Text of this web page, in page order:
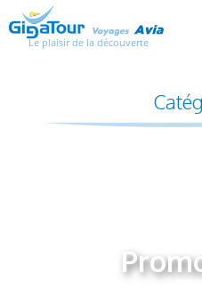
Le plaisir de la découverte